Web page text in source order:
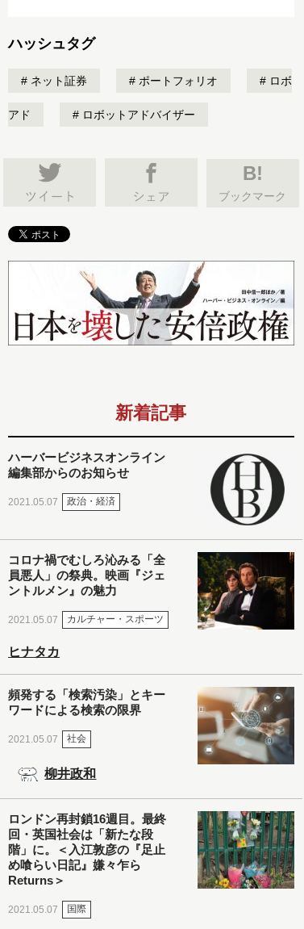
ハッシュタグ
ネット証券 ポートフォリオ ロボ
アド ロボットアドバイザー
B!
ブックマーク
新着記事
ハーバービジネスオンライン
編集部からのお知らせ
2021.05.07 政治・経済
コロナ禍でむしろ沁みる「全
員悪人」の祭典。映画『ジェ
ントルメン』の魅力
2021.05.07 カルチャー・スポーツ
ヒナタカ
頻発する「検索汚染」とキー
ワードによる検索の限界
2021.05.07 社会
柳井政和
ロンドン再封鎖16週目。最終
回・英国社会は「新たな段
階」に。＜入江敦彦の『足止
め喰らい日記』嫌々乍ら
Returns＞
2021.05.07 国際